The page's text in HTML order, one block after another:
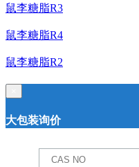
鼠李糖脂R3
鼠李糖脂R4
鼠李糖脂R2
大包装询价